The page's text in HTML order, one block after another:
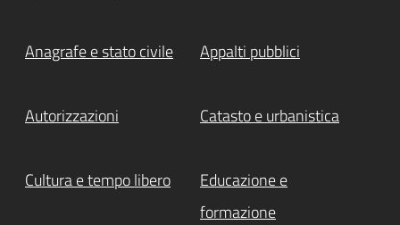
Anagrafe e stato civile Appalti pubblici
Autorizzazioni Catasto e urbanistica
Cultura e tempo libero
Educazione e
formazione